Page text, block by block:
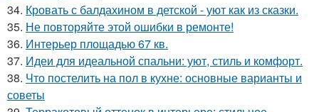
34. Кровать с балдахином в детской - уют как из сказки.
35. Не повторяйте этой ошибки в ремонте!
36. Интерьер площадью 67 кв.
37. Идеи для идеальной спальни: уют, стиль и комфорт.
38. Что постелить на пол в кухне: основные варианты и
советы